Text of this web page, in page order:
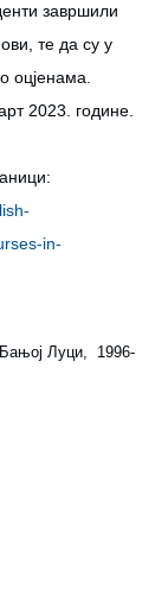
завршили
те да су у
оцјенама.
2023. године.
in-
Луци, 1996-